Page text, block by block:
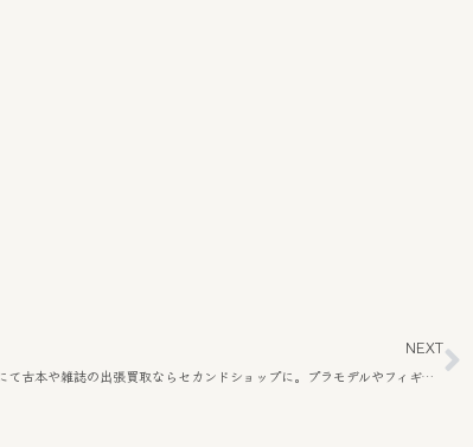
NEXT
太宰府市にて古本や雑誌の出張買取ならセカンドショップに。プラモデルやフィギュアも買取可能。